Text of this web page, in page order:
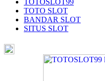
TOTO SLOT
BANDAR SLOT
SITUS SLOT